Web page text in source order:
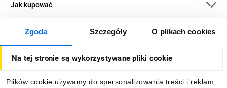
Zgoda Szczegóły O plikach cookies
Na tej stronie są wykorzystywane pliki cookie
Plików cookie używamy do spersonalizowania treści i reklam,
Jak kupować
O firmie